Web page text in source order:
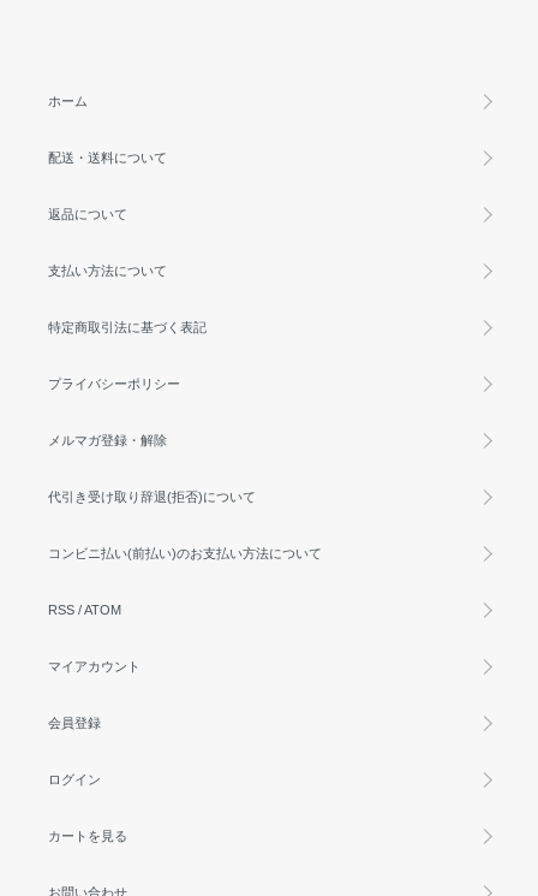
ホーム
配送・送料について
返品について
支払い方法について
特定商取引法に基づく表記
プライバシーポリシー
メルマガ登録・解除
代引き受け取り辞退(拒否)について
コンビニ払い(前払い)のお支払い方法について
RSS /ATOM
マイアカウント
会員登録
ログイン
カートを見る
お問い合わせ